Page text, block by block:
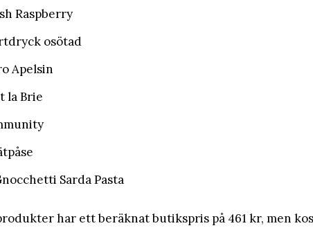
Raspberry
osötad
Apelsin
la Brie
Sarda Pasta
har ett beräknat butikspris på 461 kr, men